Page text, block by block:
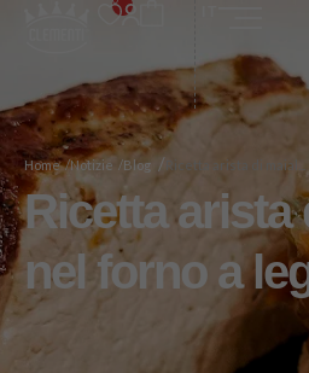
Home /Notizie /Blog / Ricetta arista di maial...
Ricetta arista
nel forno a